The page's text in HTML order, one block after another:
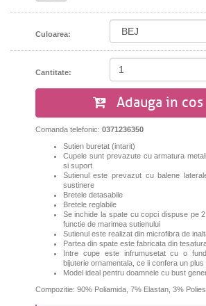
Culoarea:
Cantitate:
Adauga in cos
Comanda telefonic: 0371236350
Sutien buretat (intarit)
Cupele sunt prevazute cu armatura
si suport
Sutienul este prevazut cu balene
sustinere
Bretele detasabile
Bretele reglabile
Se inchide la spate cu copci dispuse pe
functie de marimea sutienului
Sutienul este realizat din microfibra de
Partea din spate este fabricata din
Intre cupe este infrumusetat cu o
bijuterie ornamentala, ce ii confera un plus
Model ideal pentru doamnele cu bust
Compozitie: 90% Poliamida, 7% Elastan, 3%